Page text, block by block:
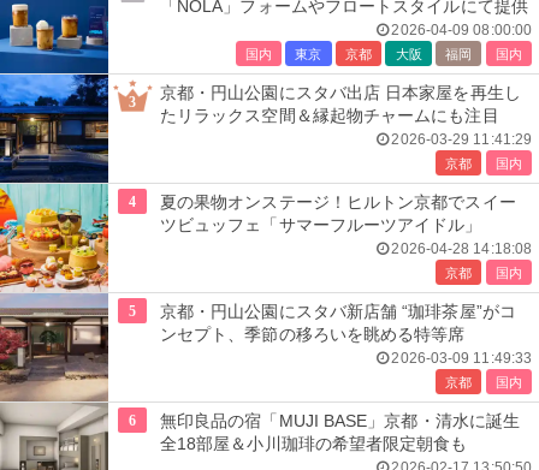
「NOLA」フォームやフロートスタイルにて提供
2026-04-09 08:00:00
国内 東京 京都 大阪 福岡 国内
3
京都・円山公園にスタバ出店 日本家屋を再生し
たリラックス空間＆縁起物チャームにも注目
2026-03-29 11:41:29
京都 国内
4
夏の果物オンステージ！ヒルトン京都でスイー
ツビュッフェ「サマーフルーツアイドル」
2026-04-28 14:18:08
京都 国内
5
京都・円山公園にスタバ新店舗 “珈琲茶屋”がコ
ンセプト、季節の移ろいを眺める特等席
2026-03-09 11:49:33
京都 国内
6
無印良品の宿「MUJI BASE」京都・清水に誕生
全18部屋＆小川珈琲の希望者限定朝食も